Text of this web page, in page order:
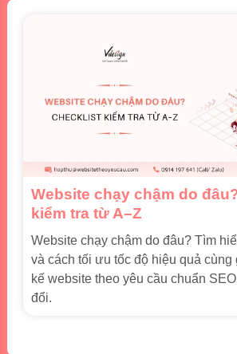
Website chạy chậm do
kiểm tra từ A–Z
Website chạy chậm do đâu? Tìm
và cách tối ưu tốc độ hiệu quả cùng
kế website theo yêu cầu chuẩn
đổi.